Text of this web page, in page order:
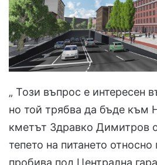
X a
i
„ Този въпрос е интересен
но той трябва да бъде към
кметът Здравко Димитров
тепето на питането относно